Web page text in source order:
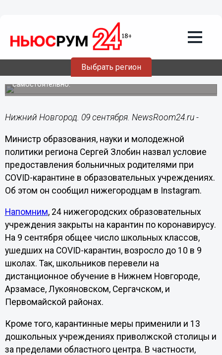
Выбрать регион
Названо условие предоставления
больничных нижегородцам при COVID-
карантине детей
Младшеклассники не справятся с «дистанционкой»
самостоятельно.
Нижний Новгород. 09 сентября. NewsRoom24.ru -
Министр образования, науки и молодежной
политики региона Сергей Злобин назвал условие
предоставления больничных родителями при
COVID-карантине в образовательных учреждениях.
Об этом он сообщил нижегородцам в Instagram.
Напомним, 24 нижегородских образовательных
учреждения закрыты на карантин по коронавирусу.
На 9 сентября общее число школьных классов,
ушедших на COVID-карантин, возросло до 10 в 9
школах. Так, школьников перевели на
дистанционное обучение в Нижнем Новгороде,
Арзамасе, Лукояновском, Сергачском, и
Первомайской районах.
Кроме того, карантинные меры применили и 13
дошкольных учреждениях приволжской столицы и
за пределами областного центра. В частности,